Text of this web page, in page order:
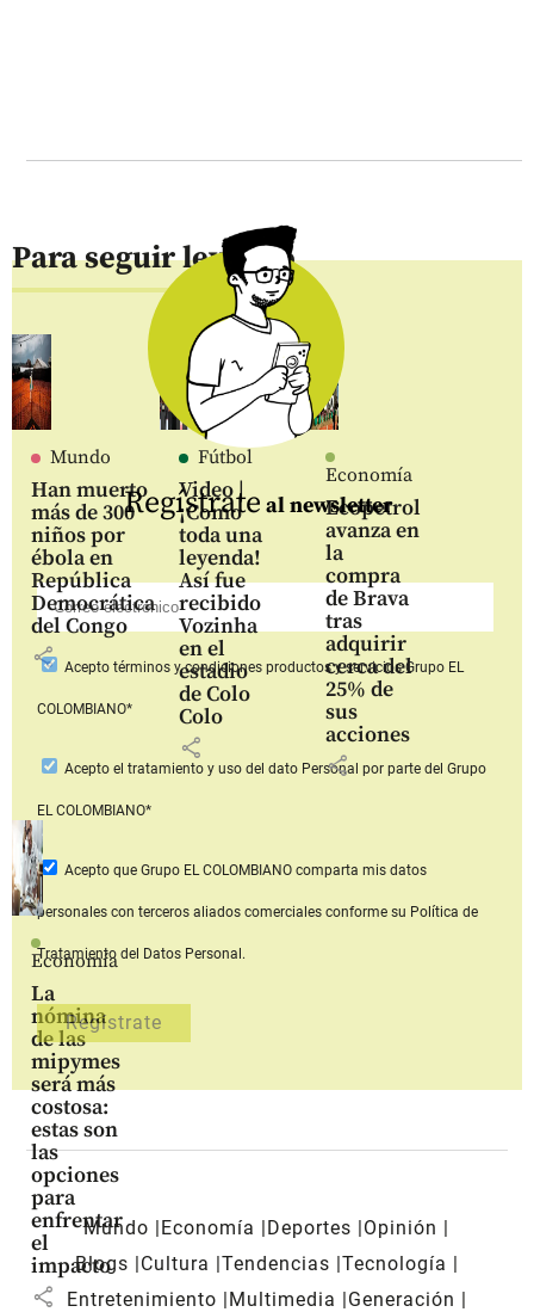
Para seguir leyendo
Mundo
Han muerto
más de 300
niños por
ébola en
República
Democrática
del Congo
share
Fútbol
Video |
¡Como
toda una
leyenda!
Así fue
recibido
Vozinha
en el
estadio
de Colo
Colo
share
Economía
Ecopetrol
avanza en
la
compra
de Brava
tras
adquirir
cerca del
25% de
sus
acciones
share
Economía
La
nómina
de las
mipymes
será más
costosa:
estas son
las
opciones
para
enfrentar
el
impacto
share
Regístrate al newsletter
Aceptotérminos y condiciones productos y serviciosGrupo EL
COLOMBIANO*
Acepto el tratamiento y uso del dato Personal por parte del Grupo
EL COLOMBIANO*
Acepto que Grupo EL COLOMBIANOcomparta mis datos
personales con terceros aliados comerciales conforme su Política de
Tratamiento del Datos Personal.
Mundo Economía Deportes
Opinión
Blogs
Cultura Tendencias Tecnología
Entretenimiento
Multimedia
Generación